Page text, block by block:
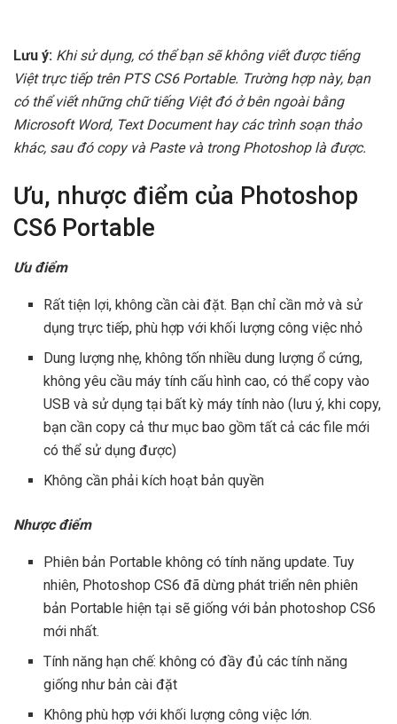
Lưu ý: Khi sử dụng, có thể bạn sẽ không viết được tiếng
Việt trực tiếp trên PTS CS6 Portable. Trường hợp này, bạn
có thể viết những chữ tiếng Việt đó ở bên ngoài bằng
Microsoft Word, Text Document hay các trình soạn thảo
khác, sau đó copy và Paste và trong Photoshop là được.
Ưu, nhược điểm của Photoshop
CS6 Portable
Ưu điểm
Rất tiện lợi, không cần cài đặt. Bạn chỉ cần mở và sử
dụng trực tiếp, phù hợp với khối lượng công việc nhỏ
Dung lượng nhẹ, không tốn nhiều dung lượng ổ cứng,
không yêu cầu máy tính cấu hình cao, có thể copy vào
USB và sử dụng tại bất kỳ máy tính nào (lưu ý, khi copy,
bạn cần copy cả thư mục bao gồm tất cả các file mới
có thể sử dụng được)
Không cần phải kích hoạt bản quyền
Nhược điểm
Phiên bản Portable không có tính năng update. Tuy
nhiên, Photoshop CS6 đã dừng phát triển nên phiên
bản Portable hiện tại sẽ giống với bản photoshop CS6
mới nhất.
Tính năng hạn chế: không có đầy đủ các tính năng
giống như bản cài đặt
Không phù hợp với khối lượng công việc lớn.